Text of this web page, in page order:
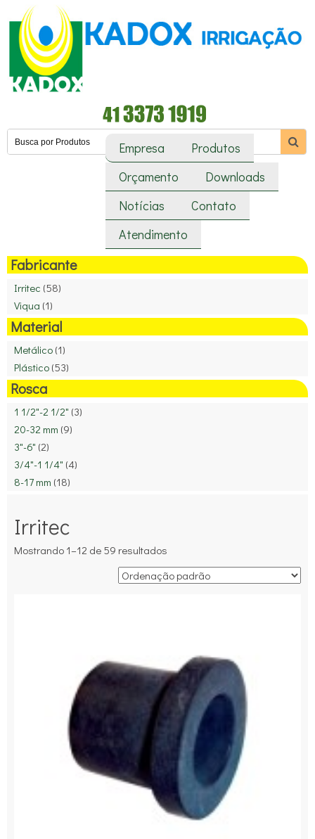
Empresa
Produtos
Orçamento
Downloads
Notícias
Contato
Atendimento
Fabricante
Irritec (58)
Viqua (1)
Material
Metálico (1)
Plástico (53)
Rosca
1 1/2"-2 1/2" (3)
20-32 mm (9)
3"-6" (2)
3/4"-1 1/4" (4)
8-17 mm (18)
Irritec
Mostrando 1–12 de 59 resultados